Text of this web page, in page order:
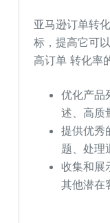
亚马逊订单转
标，提高它可
高订单 转化率
优化产品
述、高质
提供优秀
题、处理
收集和展
其他潜在